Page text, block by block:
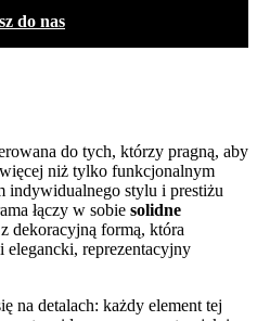
do nas
do tych, którzy pragną, aby
niż tylko funkcjonalnym
indywidualnego stylu i prestiżu
łączy w sobie solidne
z dekoracyjną formą, która
elegancki, reprezentacyjny
na detalach: każdy element tej